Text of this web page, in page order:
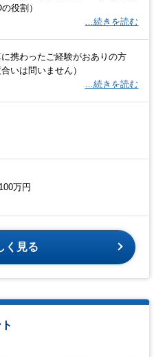
役割）
…続きを読む
携わったご経験がおありの方
合いは問いません）
…続きを読む
万円
く見る